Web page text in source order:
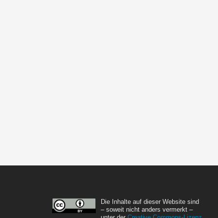
Die Inhalte auf dieser Website sind
– soweit nicht anders vermerkt –